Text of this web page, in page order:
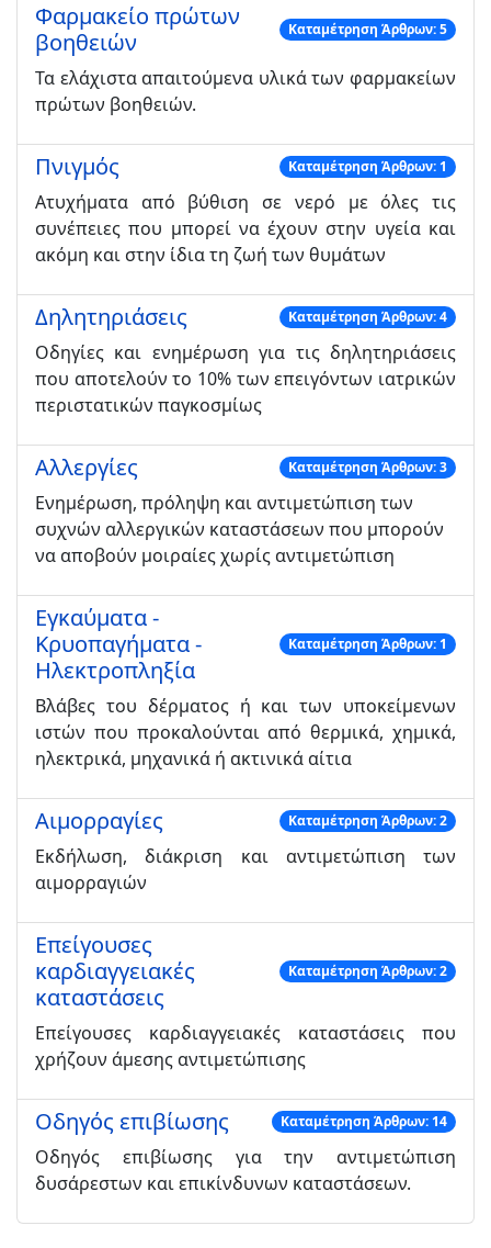
Φαρμακείο πρώτων
βοηθειών
Καταμέτρηση Άρθρων: 5
Τα ελάχιστα απαιτούμενα υλικά των φαρμακείων
πρώτων βοηθειών.
Πνιγμός Καταμέτρηση Άρθρων: 1
Ατυχήματα από βύθιση σε νερό με όλες τις
συνέπειες που μπορεί να έχουν στην υγεία και
ακόμη και στην ίδια τη ζωή των θυμάτων
Δηλητηριάσεις Καταμέτρηση Άρθρων: 4
Οδηγίες και ενημέρωση για τις δηλητηριάσεις
που αποτελούν το 10% των επειγόντων ιατρικών
περιστατικών παγκοσμίως
Αλλεργίες Καταμέτρηση Άρθρων: 3
Ενημέρωση, πρόληψη και αντιμετώπιση των
συχνών αλλεργικών καταστάσεων που μπορούν
να αποβούν μοιραίες χωρίς αντιμετώπιση
Εγκαύματα -
Κρυοπαγήματα -
Ηλεκτροπληξία
Καταμέτρηση Άρθρων: 1
Βλάβες του δέρματος ή και των υποκείμενων
ιστών που προκαλούνται από θερμικά, χημικά,
ηλεκτρικά, μηχανικά ή ακτινικά αίτια
Αιμορραγίες Καταμέτρηση Άρθρων: 2
Εκδήλωση, διάκριση και αντιμετώπιση των
αιμορραγιών
Επείγουσες
καρδιαγγειακές
καταστάσεις
Καταμέτρηση Άρθρων: 2
Επείγουσες καρδιαγγειακές καταστάσεις που
χρήζουν άμεσης αντιμετώπισης
Οδηγός επιβίωσης Καταμέτρηση Άρθρων: 14
Οδηγός επιβίωσης για την αντιμετώπιση
δυσάρεστων και επικίνδυνων καταστάσεων.